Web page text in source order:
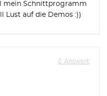
mein Schnittprogramm
Lust auf die Demos :))
Antwort